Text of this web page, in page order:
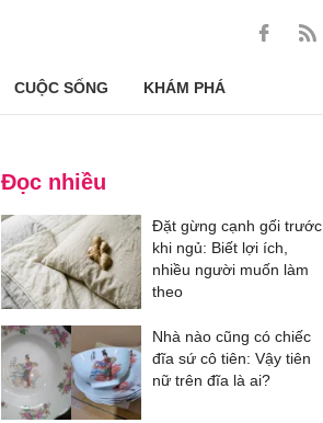
CUỘC SỐNG KHÁM PHÁ
Đọc nhiều
Đặt gừng cạnh gối trước
khi ngủ: Biết lợi ích,
nhiều người muốn làm
theo
Nhà nào cũng có chiếc
đĩa sứ cô tiên: Vậy tiên
nữ trên đĩa là ai?